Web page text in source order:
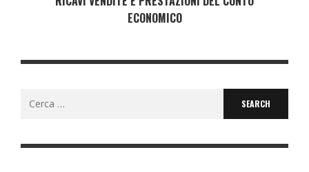
ECONOMICO